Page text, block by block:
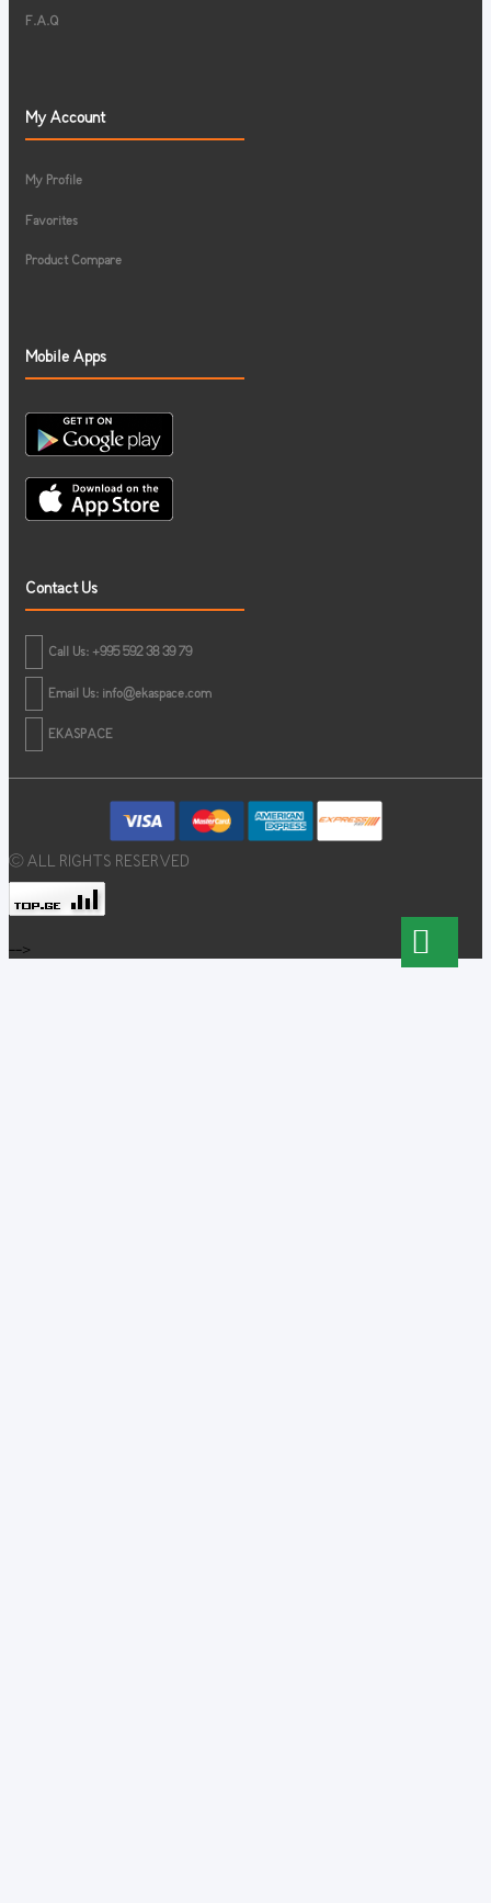
F.A.Q
My Account
My Profile
Favorites
Product Compare
Mobile Apps
Contact Us
Call Us: +995 592 38 39 79
Email Us: info@ekaspace.com
EKASPACE
© ALL RIGHTS RESERVED
-->